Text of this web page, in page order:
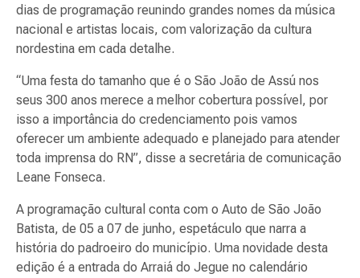
dias de programação reunindo grandes nomes da música
nacional e artistas locais, com valorização da cultura
nordestina em cada detalhe.
“Uma festa do tamanho que é o São João de Assú nos
seus 300 anos merece a melhor cobertura possível, por
isso a importância do credenciamento pois vamos
oferecer um ambiente adequado e planejado para atender
toda imprensa do RN”, disse a secretária de comunicação
Leane Fonseca.
A programação cultural conta com o Auto de São João
Batista, de 05 a 07 de junho, espetáculo que narra a
história do padroeiro do município. Uma novidade desta
edição é a entrada do Arraiá do Jegue no calendário